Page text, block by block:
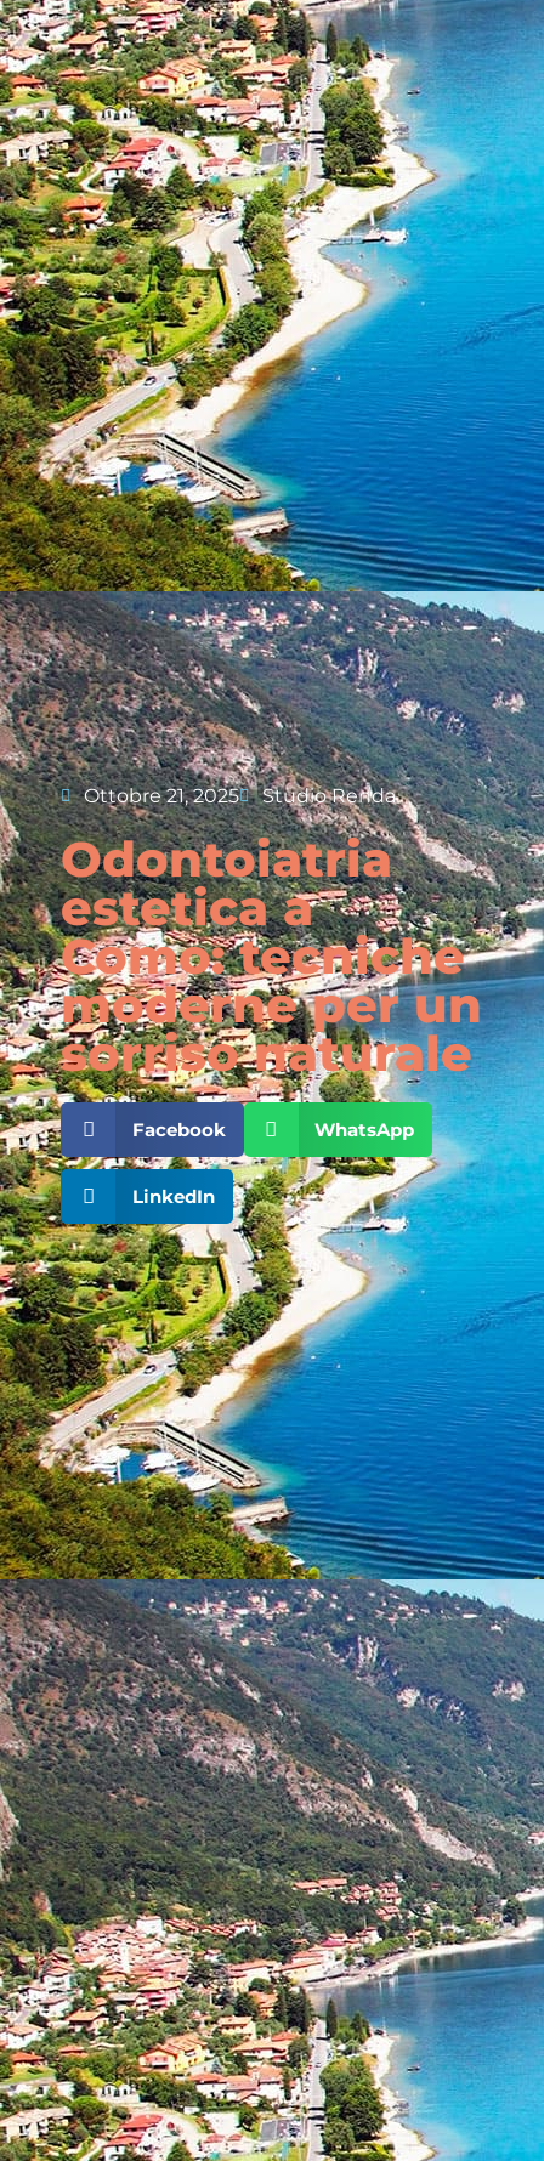
Ottobre 21, 2025 Studio Renda
Odontoiatria
estetica a
Como: tecniche
moderne per un
sorriso naturale
Facebook WhatsApp
LinkedIn